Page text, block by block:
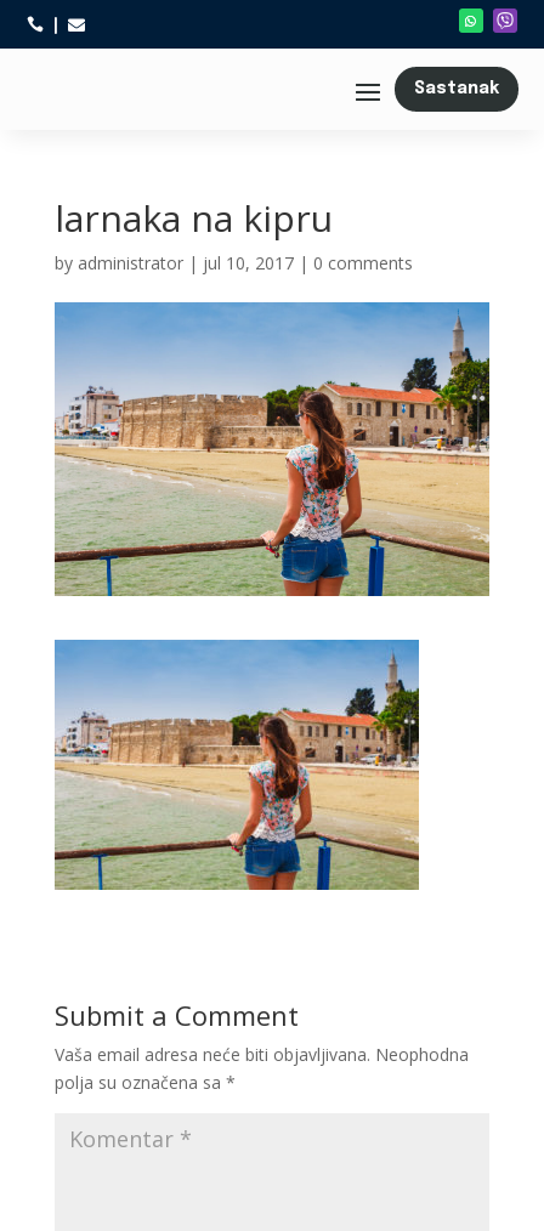
 
Sastanak
larnaka na kipru
by administrator| jul 10, 2017| 0 comments
Submit a Comment
Vaša email adresa neće biti objavljivana. Neophodna
polja su označena sa *